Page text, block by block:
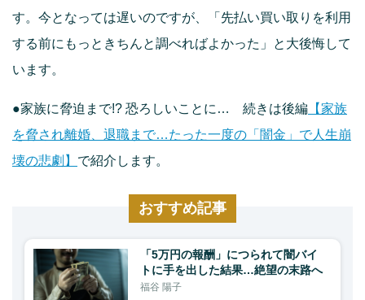
す。今となっては遅いのですが、「先払い買い取りを利用
する前にもっときちんと調べればよかった」と大後悔して
います。
●家族に脅迫まで!? 恐ろしいことに… 続きは後編 【家族
を脅され離婚、退職まで…たった一度の「闇金」で人生崩
壊の悲劇】 で紹介します。
おすすめ記事
「5万円の報酬」につられて闇バイ
トに手を出した結果…絶望の末路へ
福谷 陽子